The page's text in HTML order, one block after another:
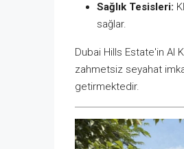
Sağlık Tesisleri:
sağlar.
Dubai Hills Estate'in Al
zahmetsiz seyahat
getirmektedir.